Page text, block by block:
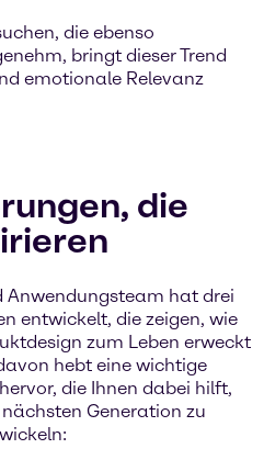
die ebenso
bringt dieser Trend
emotionale Relevanz
die
Anwendungsteam hat drei
entwickelt, die zeigen, wie
zum Leben erweckt
hebt eine wichtige
die Ihnen dabei hilft,
Generation zu